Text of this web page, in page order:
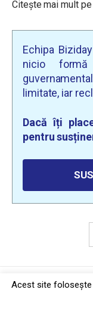
Citește mai mult pe
Echipa
nicio
limitate, iar
Dacă îți
pentru
Acest site foloseşte